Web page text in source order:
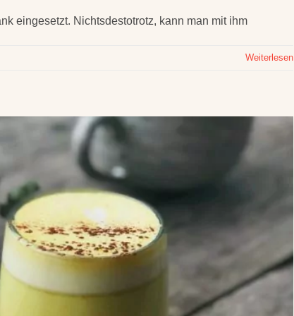
eingesetzt. Nichtsdestotrotz, kann man mit ihm
Weiterlesen